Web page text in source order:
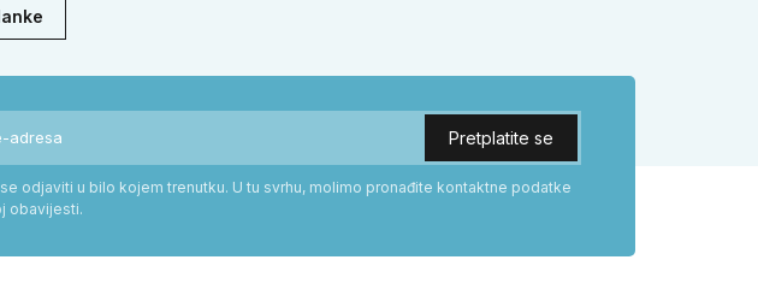
Dobit ćete praktične
za odabir veličine i montažu.
odjaviti u bilo kojem trenutku. U tu svrhu, molimo pronađite kontaktne podatke
obavijesti.